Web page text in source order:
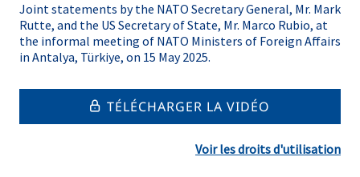
Joint statements by the NATO Secretary General, Mr. Mark
Rutte, and the US Secretary of State, Mr. Marco Rubio, at
the informal meeting of NATO Ministers of Foreign Affairs
in Antalya, Türkiye, on 15 May 2025.
TÉLÉCHARGER LA VIDÉO
Voir les droits d'utilisation